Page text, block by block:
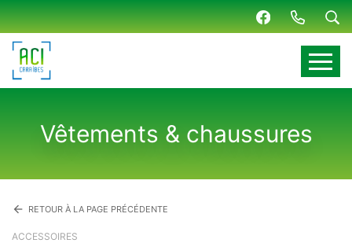
Vêtements & chaussures
arrow_back RETOUR À LA PAGE PRÉCÉDENTE
ACCESSOIRES
Panneau de gestion des cookies